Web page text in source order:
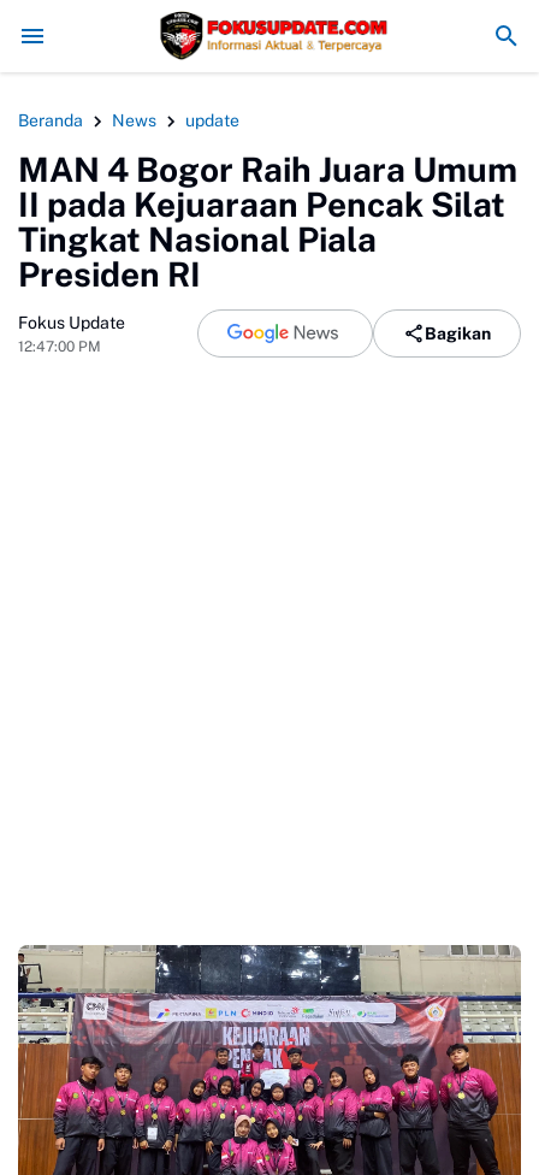
Konflik, Kapolres Bogor Minta PT PMC Tunda Aktivitas di Lahan
Beranda News update
MAN 4 Bogor Raih Juara Umum
II pada Kejuaraan Pencak Silat
Tingkat Nasional Piala
Presiden RI
Fokus Update
12:47:00 PM
Bagikan